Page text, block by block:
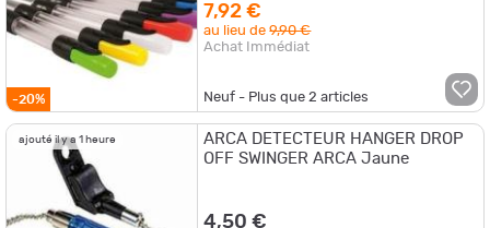
-20%
7,92 €
au lieu de9,90 €
Achat Immédiat
Neuf - Plus que2 articles
ajouté il y a 1 heure
ARCA DETECTEUR HANGER DROP
OFF SWINGER ARCA Jaune
4,50 €